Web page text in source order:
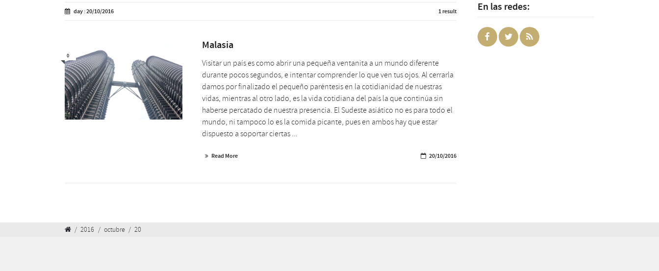
day : 20/10/2016 1 result
0
Malasia
Visitar un país es como abrir una pequeña ventanita a un mundo diferente
durante pocos segundos, e intentar comprender lo que ven tus ojos. Al cerrarla
damos por finalizado el pequeño paréntesis en la cotidianidad de nuestras
vidas, mientras al otro lado, es la vida cotidiana del país la que continúa sin
haberse percatado de nuestra presencia. El Sudeste asiático no es para todo el
mundo, ni tampoco lo es la comida picante, pues en ambos hay que estar
dispuesto a soportar ciertas ...
Read More 20/10/2016
En las redes:
/ 2016 / octubre / 20